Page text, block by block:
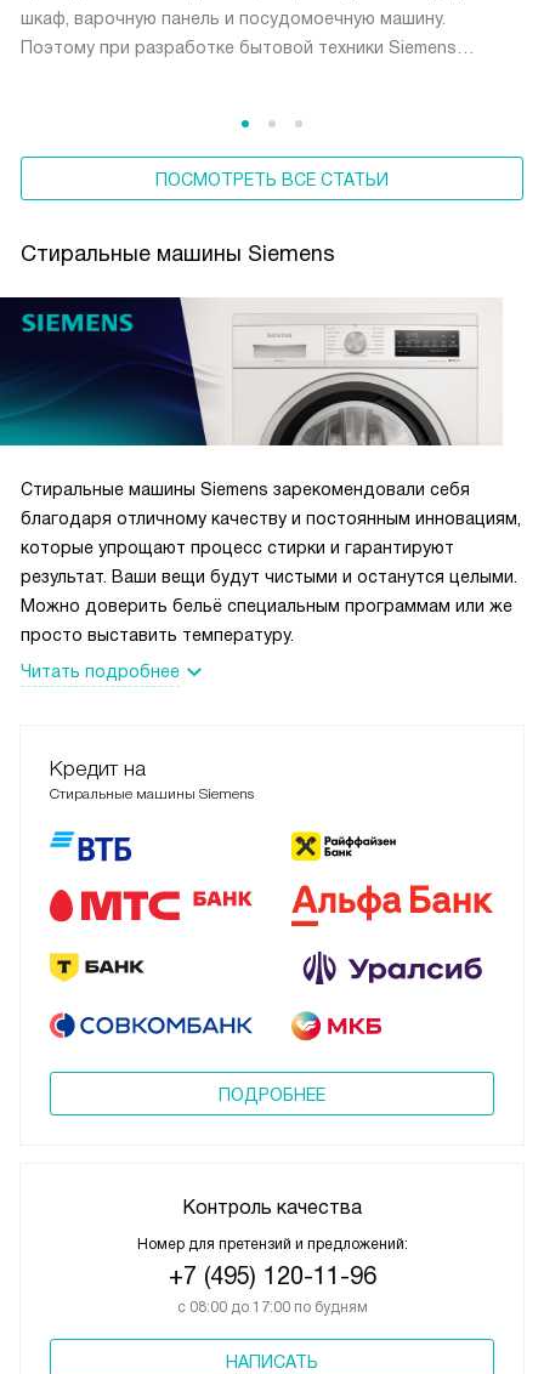
шкаф, варочную панель и посудомоечную машину.
Поэтому при разработке бытовой техники Siemens
потребительских свойств техники.
ПОСМОТРЕТЬ ВСЕ СТАТЬИ
Стиральные машины Siemens
Стиральные машины Siemens зарекомендовали себя
благодаря отличному качеству и постоянным инновациям,
которые упрощают процесс стирки и гарантируют
результат. Ваши вещи будут чистыми и останутся целыми.
Можно доверить бельё специальным программам или же
просто выставить температуру.
Читать подробнее
Кредит на
Стиральные машины Siemens
ПОДРОБНЕЕ
Контроль качества
Номер для претензий и предложений:
+7 (495) 120-11-96
с 08:00 до 17:00 по будням
НАПИСАТЬ